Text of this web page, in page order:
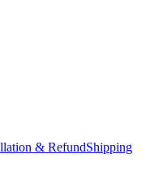
& RefundShipping